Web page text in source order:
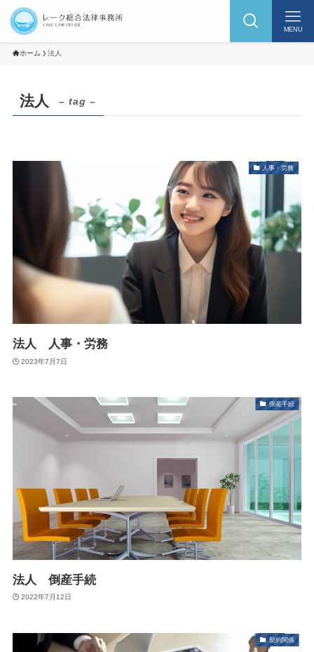
MENU
ホーム 法人
法人 – tag –
人事・労務
法人 人事・労務
2023年7月7日
倒産手続
法人 倒産手続
2022年7月12日
契約関係